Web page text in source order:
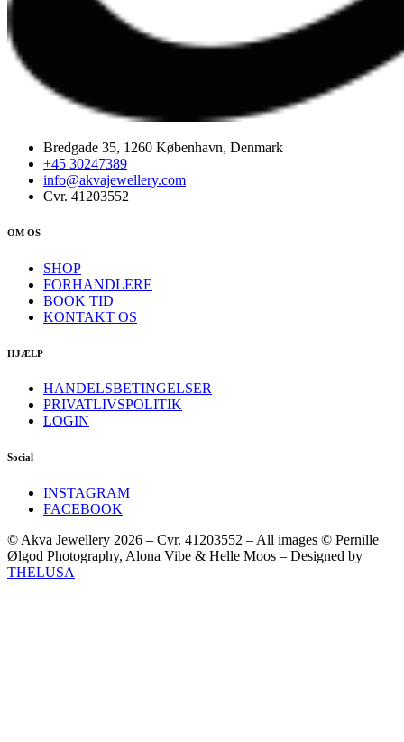
Bredgade 35, 1260 København, Denmark
+45 30247389
info@akvajewellery.com
Cvr. 41203552
OM OS
SHOP
FORHANDLERE
BOOK TID
KONTAKT OS
HJÆLP
HANDELSBETINGELSER
PRIVATLIVSPOLITIK
LOGIN
Social
INSTAGRAM
FACEBOOK
© Akva Jewellery 2026 – Cvr. 41203552 – All images © Pernille
Ølgod Photography, Alona Vibe & Helle Moos – Designed by
THELUSA